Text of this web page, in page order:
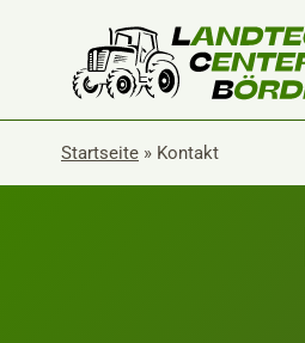
springen
Startseite » Kontakt